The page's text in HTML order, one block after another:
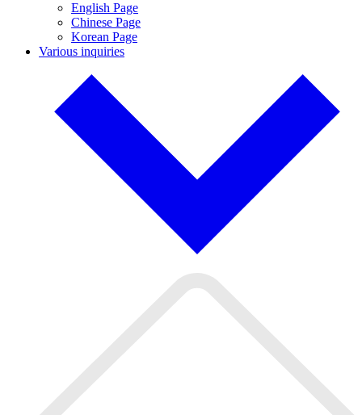
English Page
Chinese Page
Korean Page
Various inquiries